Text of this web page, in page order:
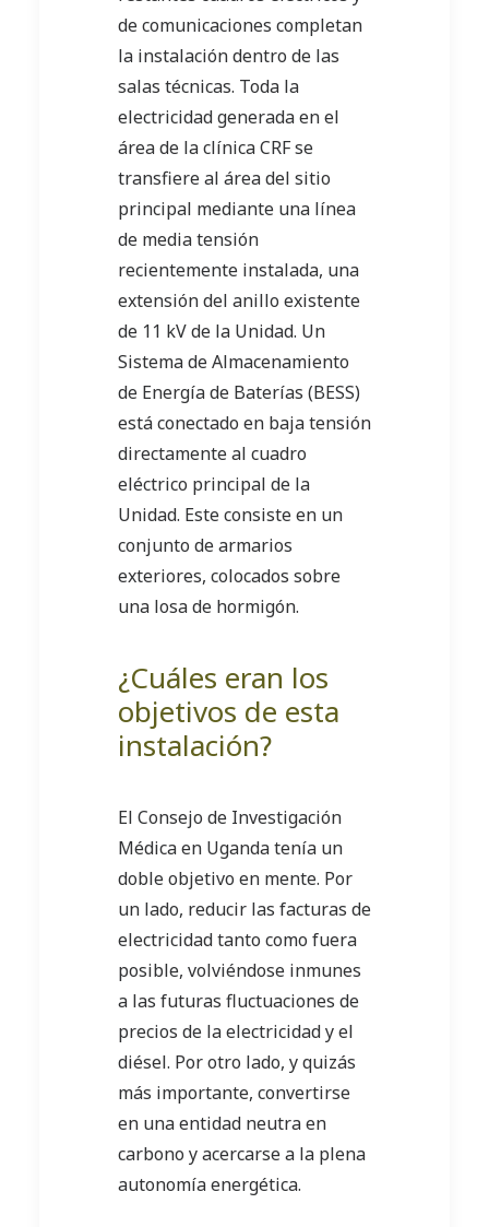
de comunicaciones completan
la instalación dentro de las
salas técnicas. Toda la
electricidad generada en el
área de la clínica CRF se
transfiere al área del sitio
principal mediante una línea
de media tensión
recientemente instalada, una
extensión del anillo existente
de 11 kV de la Unidad. Un
Sistema de Almacenamiento
de Energía de Baterías (BESS)
está conectado en baja tensión
directamente al cuadro
eléctrico principal de la
Unidad. Este consiste en un
conjunto de armarios
exteriores, colocados sobre
una losa de hormigón.
¿Cuáles eran los
objetivos de esta
instalación?
El Consejo de Investigación
Médica en Uganda tenía un
doble objetivo en mente. Por
un lado, reducir las facturas de
electricidad tanto como fuera
posible, volviéndose inmunes
a las futuras fluctuaciones de
precios de la electricidad y el
diésel. Por otro lado, y quizás
más importante, convertirse
en una entidad neutra en
carbono y acercarse a la plena
autonomía energética.